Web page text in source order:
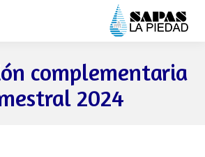
complementaria
2024